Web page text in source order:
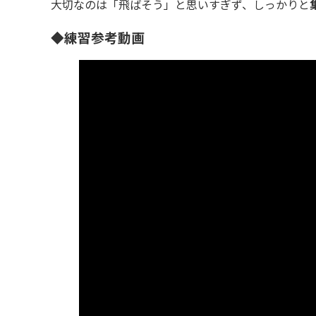
大切なのは「飛ばそう」と思いすぎず、しっかりと
◆練習参考動画